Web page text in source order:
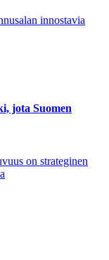
innostavia
jota Suomen
on strateginen